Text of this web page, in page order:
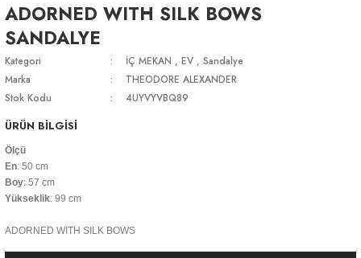
ADORNED WITH SILK BOWS
SANDALYE
Kategori İÇ MEKAN , EV , Sandalye
Marka
THEODORE ALEXANDER
Stok Kodu
4UYVYVBQ89
ÜRÜN BİLGİSİ
Ölçü
En: 50 cm
Boy: 57 cm
Yükseklik: 99 cm
ADORNED WITH SILK BOWS